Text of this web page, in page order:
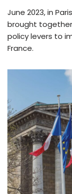
June 2023, in
brought together
policy levers to
France.